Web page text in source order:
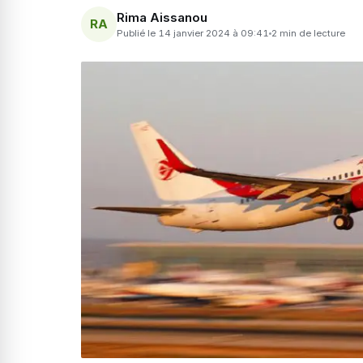
RA Rima Aissanou
Publié le 14 janvier 2024 à 09:41 2 min de lecture